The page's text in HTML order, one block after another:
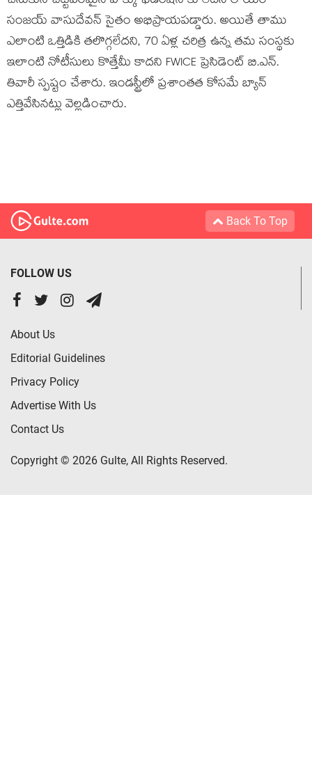
సంజయ్ వాసుదేవన్ సైతం అభిప్రాయపడ్డారు. అయితే తాము
ఎలాంటి ఒత్తిడికి తలొగ్గలేదని, 70 ఏళ్ల చరిత్ర ఉన్న తమ సంస్థకు
ఇలాంటి నోటీసులు కొత్తేమీ కాదని FWICE ప్రెసిడెంట్ బి.ఎన్.
తివారీ స్పష్టం చేశారు. ఇండస్ట్రీలో ప్రశాంతత కోసమే బ్యాన్
ఎత్తివేసినట్లు వెల్లడించారు.
Back To Top
FOLLOW US
About Us
Editorial Guidelines
Privacy Policy
Advertise With Us
Contact Us
Copyright © 2026 Gulte, All Rights Reserved.